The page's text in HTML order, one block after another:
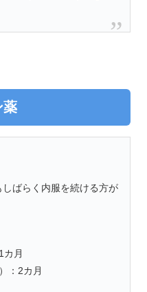
薬
ばらく内服を続ける方が
カ月
：2カ月